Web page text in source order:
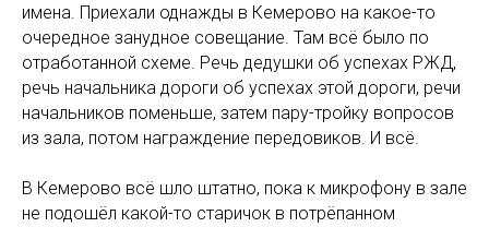
имена. Приехали однажды в Кемерово на какое-то
очередное занудное совещание. Там всё было по
отработанной схеме. Речь дедушки об успехах РЖД,
речь начальника дороги об успехах этой дороги, речи
начальников поменьше, затем пару-тройку вопросов
из зала, потом награждение передовиков. И всё.
В Кемерово всё шло штатно, пока к микрофону в зале
не подошёл какой-то старичок в потрёпанном